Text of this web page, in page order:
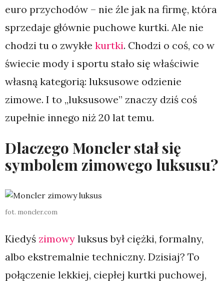
euro przychodów – nie źle jak na firmę, która
sprzedaje głównie puchowe kurtki. Ale nie
chodzi tu o zwykłe kurtki. Chodzi o coś, co w
świecie mody i sportu stało się właściwie
własną kategorią: luksusowe odzienie
zimowe. I to „luksusowe” znaczy dziś coś
zupełnie innego niż 20 lat temu.
Dlaczego Moncler stał się
symbolem zimowego luksusu?
fot. moncler.com
Kiedyś zimowy luksus był ciężki, formalny,
albo ekstremalnie techniczny. Dzisiaj? To
połączenie lekkiej, ciepłej kurtki puchowej,